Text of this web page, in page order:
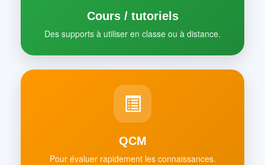
Cours / tutoriels
Des supports à utiliser en classe ou à distance.
QCM
Pour évaluer rapidement les connaissances.